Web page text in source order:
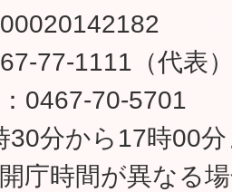
77-1111（代表
0467-70-5701
30分から17時00
開庁時間が異なる